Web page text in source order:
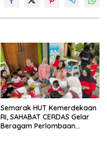
Semarak HUT Kemerdekaan
RI, SAHABAT CERDAS Gelar
Beragam Perlombaan